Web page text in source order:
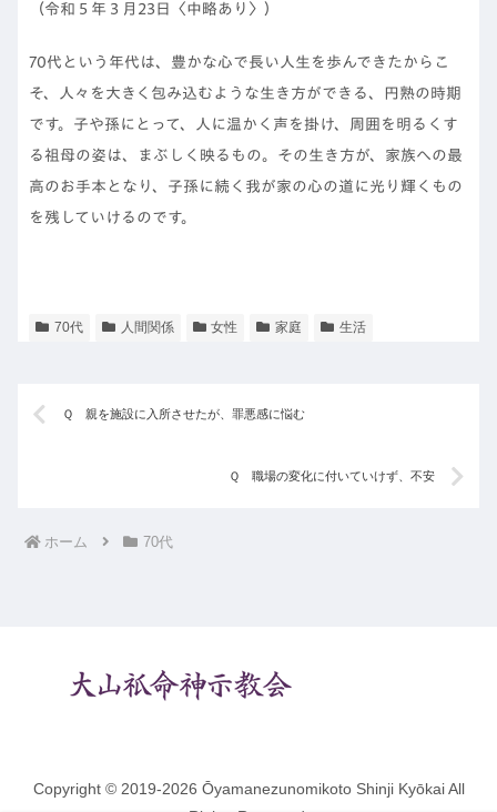
（令和５年３月23日〈中略あり〉）
70代という年代は、豊かな心で長い人生を歩んできたからこ
そ、人々を大きく包み込むような生き方ができる、円熟の時期
です。子や孫にとって、人に温かく声を掛け、周囲を明るくす
る祖母の姿は、まぶしく映るもの。その生き方が、家族への最
高のお手本となり、子孫に続く我が家の心の道に光り輝くもの
を残していけるのです。
70代 人間関係 女性 家庭 生活
Ｑ 親を施設に入所させたが、罪悪感に悩む
Ｑ 職場の変化に付いていけず、不安
ホーム 70代
Copyright © 2019-2026 Ōyamanezunomikoto Shinji Kyōkai All